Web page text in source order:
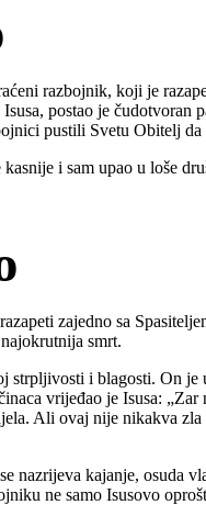
razbojnik, koji je
postao je
pustili Svetu Obitelj
i sam upao u loše
zajedno sa
smrt.
i blagosti. On je
vrijeđao je Isusa:
Ali ovaj nije nikakva
nazrijeva kajanje, osuda
ne samo Isusovo